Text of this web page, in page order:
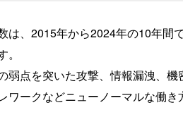
反社
利益相
MST
は、2015年から2024年の10年間
弱点を突いた攻撃、情報漏洩、機
ークなどニューノーマルな働き